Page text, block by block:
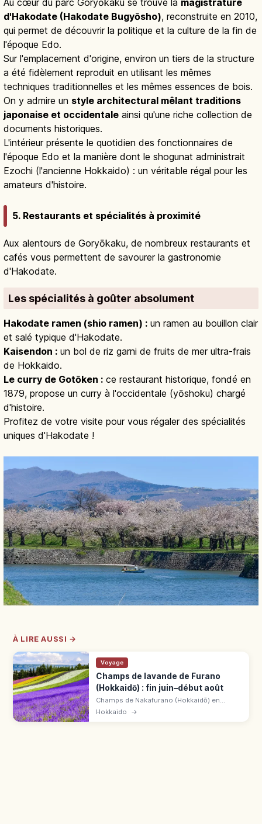
Au cœur du parc Goryōkaku se trouve la magistrature
d'Hakodate (Hakodate Bugyōsho), reconstruite en 2010,
qui permet de découvrir la politique et la culture de la fin de
l'époque Edo.
Sur l'emplacement d'origine, environ un tiers de la structure
a été fidèlement reproduit en utilisant les mêmes
techniques traditionnelles et les mêmes essences de bois.
On y admire un style architectural mêlant traditions
japonaise et occidentale ainsi qu'une riche collection de
documents historiques.
L'intérieur présente le quotidien des fonctionnaires de
l'époque Edo et la manière dont le shogunat administrait
Ezochi (l'ancienne Hokkaido) : un véritable régal pour les
amateurs d'histoire.
5. Restaurants et spécialités à proximité
Aux alentours de Goryōkaku, de nombreux restaurants et
cafés vous permettent de savourer la gastronomie
d'Hakodate.
Les spécialités à goûter absolument
Hakodate ramen (shio ramen) : un ramen au bouillon clair
et salé typique d'Hakodate.
Kaisendon : un bol de riz garni de fruits de mer ultra-frais
de Hokkaido.
Le curry de Gotōken : ce restaurant historique, fondé en
1879, propose un curry à l'occidentale (yōshoku) chargé
d'histoire.
Profitez de votre visite pour vous régaler des spécialités
uniques d'Hakodate !
À LIRE AUSSI →
Voyage
Champs de lavande de Furano
(Hokkaidō) : fin juin–début août
Champs de Nakafurano (Hokkaidō) en
floraison de fin juin à début août, pic mi-
Hokkaido →